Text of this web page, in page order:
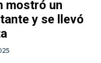
mostró un
y se llevó